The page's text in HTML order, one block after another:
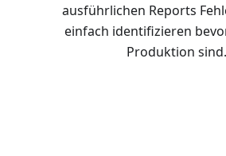
ausführlichen Reports
einfach identifizieren
Produktion sind.